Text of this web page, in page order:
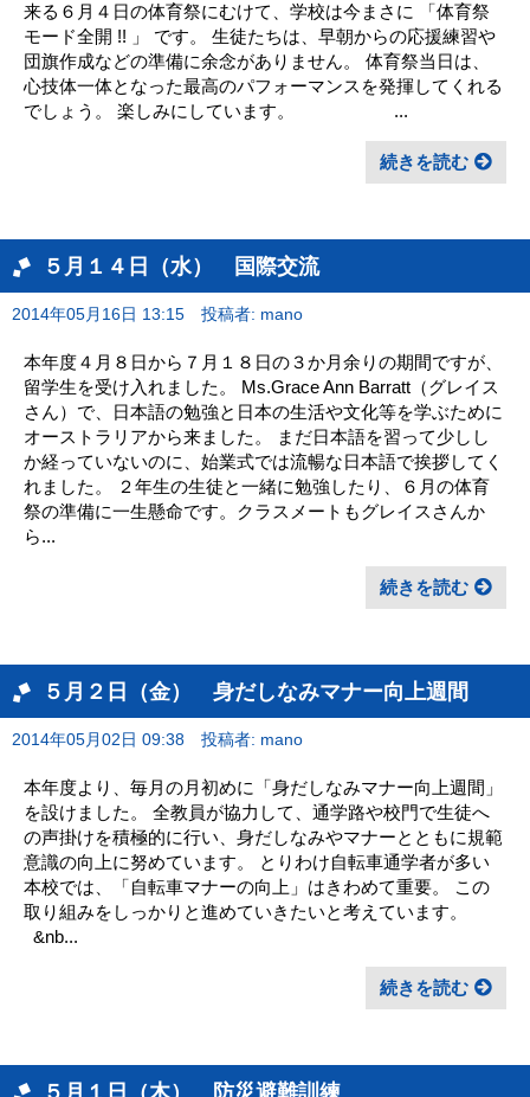
来る６月４日の体育祭にむけて、学校は今まさに 「体育祭
モード全開 !! 」 です。 生徒たちは、早朝からの応援練習や
団旗作成などの準備に余念がありません。 体育祭当日は、
心技体一体となった最高のパフォーマンスを発揮してくれる
でしょう。 楽しみにしています。 ...
続きを読む
５月１４日（水） 国際交流
2014年05月16日 13:15 投稿者: mano
本年度４月８日から７月１８日の３か月余りの期間ですが、
留学生を受け入れました。 Ms.Grace Ann Barratt（グレイス
さん）で、日本語の勉強と日本の生活や文化等を学ぶために
オーストラリアから来ました。 まだ日本語を習って少しし
か経っていないのに、始業式では流暢な日本語で挨拶してく
れました。 ２年生の生徒と一緒に勉強したり、６月の体育
祭の準備に一生懸命です。クラスメートもグレイスさんか
ら...
続きを読む
５月２日（金） 身だしなみマナー向上週間
2014年05月02日 09:38 投稿者: mano
本年度より、毎月の月初めに「身だしなみマナー向上週間」
を設けました。 全教員が協力して、通学路や校門で生徒へ
の声掛けを積極的に行い、身だしなみやマナーとともに規範
意識の向上に努めています。 とりわけ自転車通学者が多い
本校では、「自転車マナーの向上」はきわめて重要。 この
取り組みをしっかりと進めていきたいと考えています。
&nb...
続きを読む
５月１日（木） 防災避難訓練